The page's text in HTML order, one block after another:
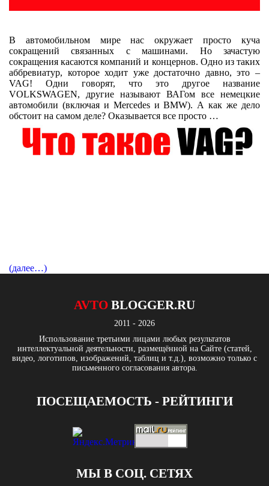
В автомобильном мире нас окружает просто куча
сокращений связанных с машинами. Но зачастую
сокращения касаются компаний и концернов. Одно из таких
аббревиатур, которое ходит уже достаточно давно, это –
VAG! Одни говорят, что это другое название
VOLKSWAGEN, другие называют ВАГом все немецкие
автомобили (включая и Mercedes и BMW). А как же дело
обстоит на самом деле? Оказывается все просто …
(далее…)
AVTO BLOGGER.RU
2011 - 2026
Использование третьими лицами любых результатов
интеллектуальной деятельности, размещённой на Сайте (статей,
видео, логотипов, изображений, таблиц и т.д.), возможно только с
письменного согласования автора.
ПОСЕЩАЕМОСТЬ - РЕЙТИНГИ
МЫ В СОЦ. СЕТЯХ